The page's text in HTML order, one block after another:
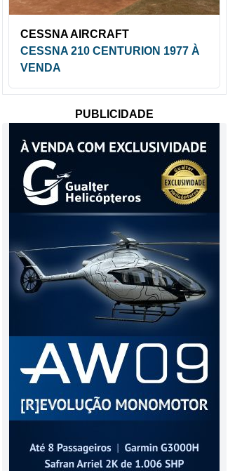
CESSNA AIRCRAFT
CESSNA 210 CENTURION 1977 À
VENDA
PUBLICIDADE